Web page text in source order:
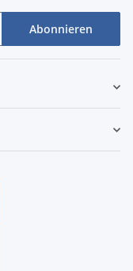
Abonnieren